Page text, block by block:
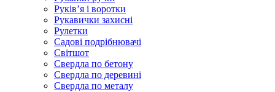
Руківʼя і воротки
Рукавички захисні
Рулетки
Садові подрібнювачі
Світшот
Свердла по бетону
Свердла по деревині
Свердла по металу